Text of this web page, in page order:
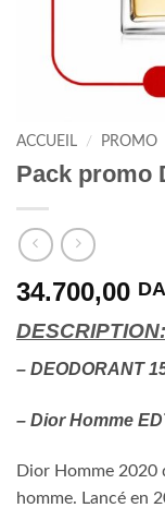
ACCUEIL / PROMO
Pack promo
34.700,00 DA
DESCRIPTION:
– DEODORANT
– Dior Homme
Dior Homme 2020
homme. Lancé en